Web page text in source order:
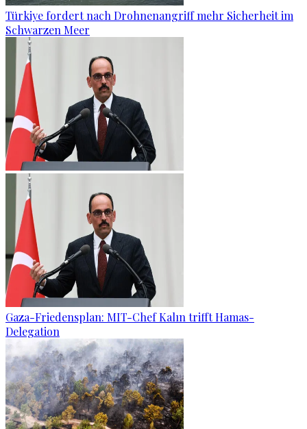
Türkiye fordert nach Drohnenangriff mehr Sicherheit im
Schwarzen Meer
Gaza-Friedensplan: MIT-Chef Kalın trifft Hamas-
Delegation